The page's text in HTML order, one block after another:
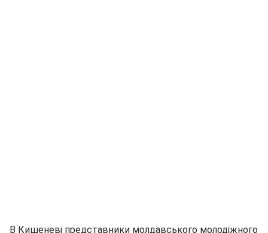
В Кишеневі представники молдавського молодіжного